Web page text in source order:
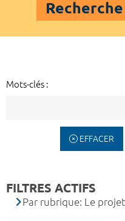
Mots-clés :
EFFACER
FILTRES ACTIFS
Par rubrique: Le